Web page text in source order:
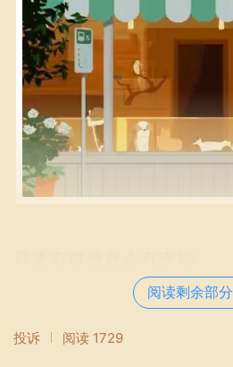
从明天起，做一个幸福的人
喂马、劈柴，周游世界
从明天起，关心粮食和蔬菜
阅读剩余部分
投诉 阅读 1729